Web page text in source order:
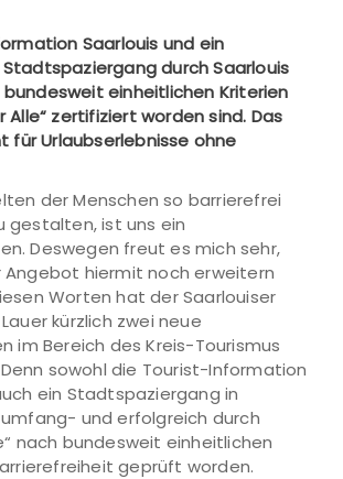
Saarlouis und ein
durch Saarlouis
einheitlichen Kriterien
Alle“ zertifiziert worden sind. Das
für Urlaubserlebnisse ohne
der Menschen so barrierefrei
gestalten, ist uns ein
Deswegen freut es mich sehr,
Angebot hiermit noch erweitern
Worten hat der Saarlouiser
kürzlich zwei neue
im Bereich des Kreis-Tourismus
sowohl die Tourist-Information
ein Stadtspaziergang in
und erfolgreich durch
nach bundesweit einheitlichen
geprüft worden.